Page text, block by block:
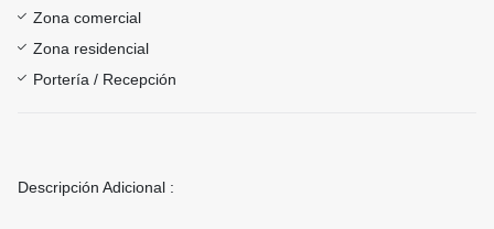
Zona comercial
Zona residencial
Portería / Recepción
Descripción Adicional :